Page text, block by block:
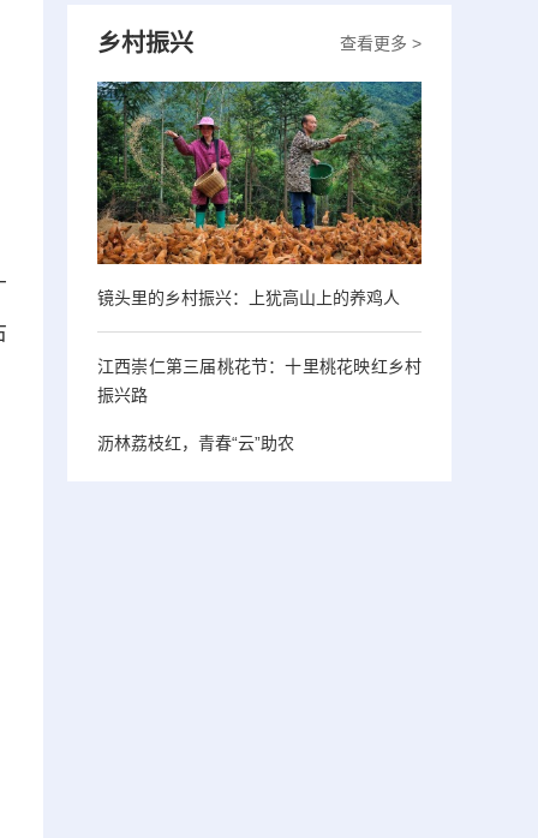
查看更多 >
乡村振兴
镜头里的乡村振兴：上犹高山上的养鸡人
江西崇仁第三届桃花节：十里桃花映红乡村
振兴路
沥林荔枝红，青春“云”助农